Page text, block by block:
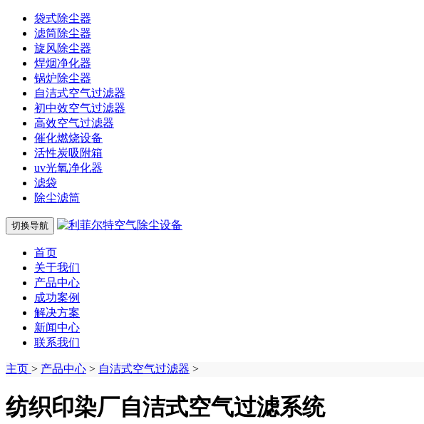
袋式除尘器
滤筒除尘器
旋风除尘器
焊烟净化器
锅炉除尘器
自洁式空气过滤器
初中效空气过滤器
高效空气过滤器
催化燃烧设备
活性炭吸附箱
uv光氧净化器
滤袋
除尘滤筒
切换导航
首页
关于我们
产品中心
成功案例
解决方案
新闻中心
联系我们
主页 > 产品中心 > 自洁式空气过滤器 >
纺织印染厂自洁式空气过滤系统